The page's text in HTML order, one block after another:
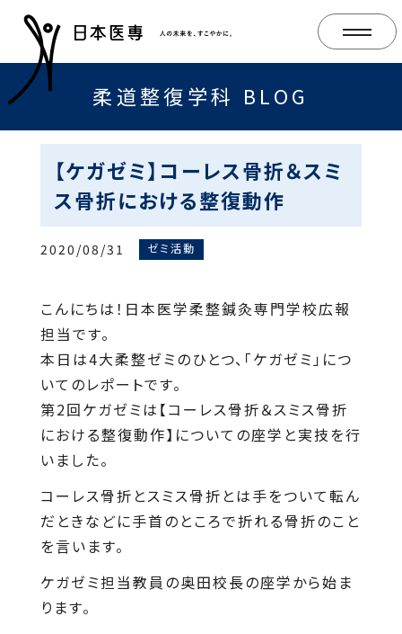
柔道整復学科 BLOG
【ケガゼミ】コーレス骨折＆スミ
ス骨折における整復動作
2020/08/31 ゼミ活動
こんにちは！日本医学柔整鍼灸専門学校広報
担当です。
本日は4大柔整ゼミのひとつ、「ケガゼミ」につ
いてのレポートです。
第2回ケガゼミは【コーレス骨折＆スミス骨折
における整復動作】についての座学と実技を行
いました。
コーレス骨折とスミス骨折とは手をついて転ん
だときなどに手首のところで折れる骨折のこと
を言います。
ケガゼミ担当教員の奥田校長の座学から始ま
ります。